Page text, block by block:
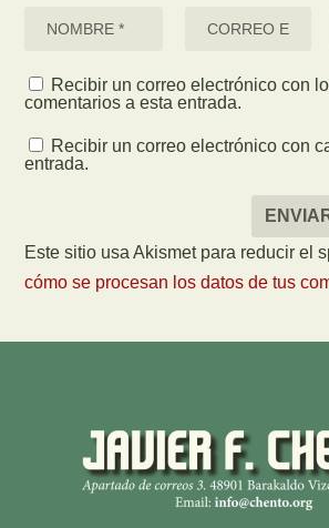
Recibir un correo electrónico con
comentarios a esta entrada.
Recibir un correo electrónico con
entrada.
Este sitio usa Akismet para reducir el
cómo se procesan los datos de tus